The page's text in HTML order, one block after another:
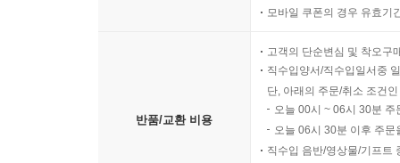
모바일 쿠폰의 경우 유효기
반품/교환 비용
고객의 단순변심 및 착오구
직수입양서/직수입일서중
단, 아래의 주문/취소 조건
오늘 00시 ~ 06시 30분
오늘 06시 30분 이후 주
직수입 음반/영상물/기프트